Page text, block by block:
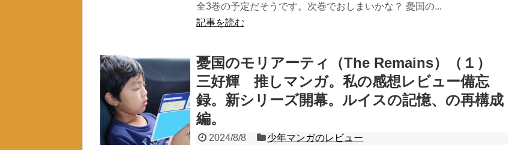
全3巻の予定だそうです。次巻でおしまいかな？ 憂国の...
記事を読む
憂国のモリアーティ（The Remains）（１）
三好輝 推しマンガ。私の感想レビュー備忘
録。新シリーズ開幕。ルイスの記憶、の再構成
編。
2024/8/8
少年マンガのレビュー